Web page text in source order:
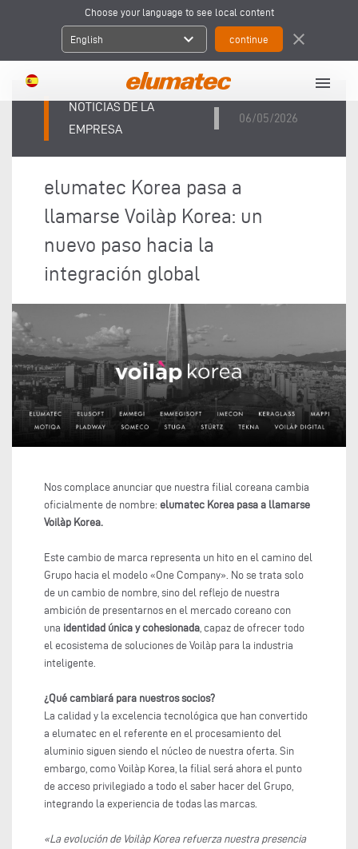
Choose your language to see local content
English expand_more close
menu
NOTICIAS DE LA
EMPRESA
06/05/2026
elumatec Korea pasa a
llamarse Voilàp Korea: un
nuevo paso hacia la
integración global
Nos complace anunciar que nuestra filial coreana cambia
oficialmente de nombre: elumatec Korea pasa a llamarse
Voilàp Korea.
Este cambio de marca representa un hito en el camino del
Grupo hacia el modelo «One Company». No se trata solo
de un cambio de nombre, sino del reflejo de nuestra
ambición de presentarnos en el mercado coreano con
una identidad única y cohesionada, capaz de ofrecer todo
el ecosistema de soluciones de Voilàp para la industria
inteligente.
¿Qué cambiará para nuestros socios?
La calidad y la excelencia tecnológica que han convertido
a elumatec en el referente en el procesamiento del
aluminio siguen siendo el núcleo de nuestra oferta. Sin
embargo, como Voilàp Korea, la filial será ahora el punto
de acceso privilegiado a todo el saber hacer del Grupo,
integrando la experiencia de todas las marcas.
«La evolución de Voilàp Korea refuerza nuestra presencia